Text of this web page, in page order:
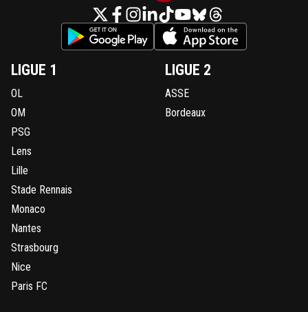
LIGUE 1
OL
OM
PSG
Lens
Lille
Stade Rennais
Monaco
Nantes
Strasbourg
Nice
Paris FC
LIGUE 2
ASSE
Bordeaux